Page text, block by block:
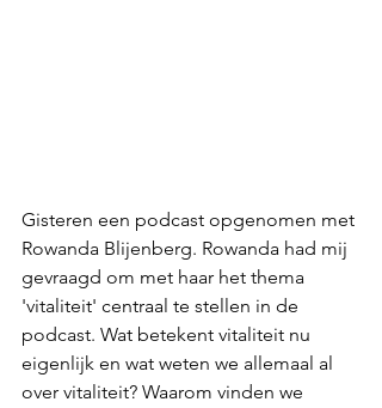
Gisteren een podcast opgenomen met
Rowanda Blijenberg. Rowanda had mij
gevraagd om met haar het thema
'vitaliteit' centraal te stellen in de
podcast. Wat betekent vitaliteit nu
eigenlijk en wat weten we allemaal al
over vitaliteit? Waarom vinden we